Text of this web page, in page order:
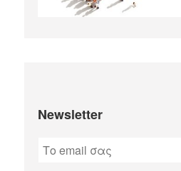
Newsletter